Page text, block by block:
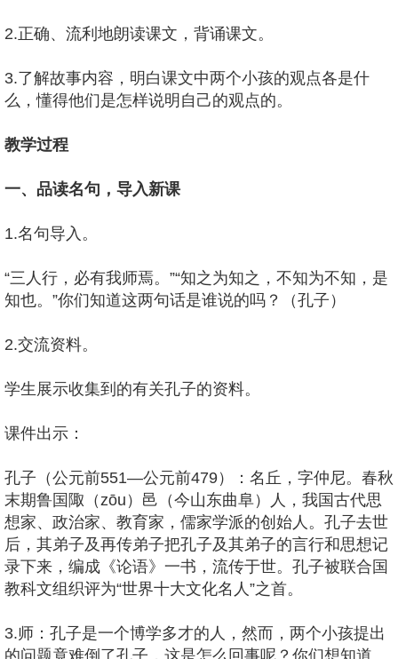
2.正确、流利地朗读课文，背诵课文。
3.了解故事内容，明白课文中两个小孩的观点各是什
么，懂得他们是怎样说明自己的观点的。
教学过程
一、品读名句，导入新课
1.名句导入。
“三人行，必有我师焉。”“知之为知之，不知为不知，是
知也。”你们知道这两句话是谁说的吗？（孔子）
2.交流资料。
学生展示收集到的有关孔子的资料。
课件出示：
孔子（公元前551—公元前479）：名丘，字仲尼。春秋
末期鲁国陬（zōu）邑（今山东曲阜）人，我国古代思
想家、政治家、教育家，儒家学派的创始人。孔子去世
后，其弟子及再传弟子把孔子及其弟子的言行和思想记
录下来，编成《论语》一书，流传于世。孔子被联合国
教科文组织评为“世界十大文化名人”之首。
3.师：孔子是一个博学多才的人，然而，两个小孩提出